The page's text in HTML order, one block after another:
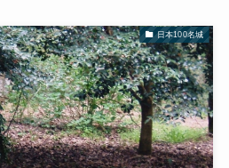
日本100名城